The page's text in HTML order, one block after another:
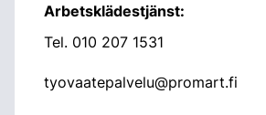
Arbetsklädestjänst:
Tel. 010 207 1531
tyovaatepalvelu@promart.fi